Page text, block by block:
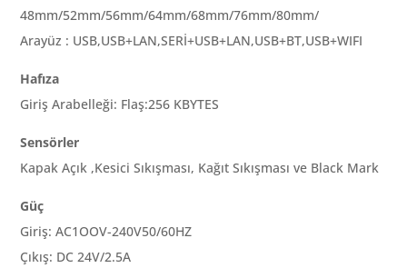
48mm/52mm/56mm/64mm/68mm/76mm/80mm/
Arayüz : USB,USB+LAN,SERİ+USB+LAN,USB+BT,USB+WIFI
Hafıza
Giriş Arabelleği: Flaş:256 KBYTES
Sensörler
Kapak Açık ,Kesici Sıkışması, Kağıt Sıkışması ve Black Mark
Güç
Giriş: AC1OOV-240V50/60HZ
Çıkış: DC 24V/2.5A